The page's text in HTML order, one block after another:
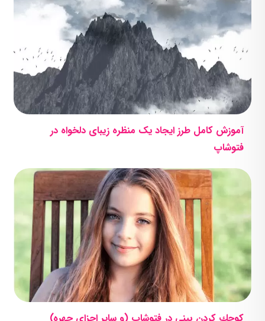
آموزش کامل طرز ایجاد یک منظره زیبای دلخواه در
فتوشاپ